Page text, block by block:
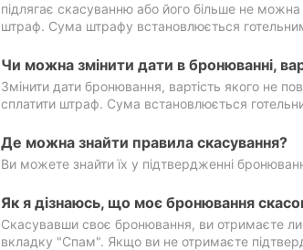
підлягає скасуванню або його більше не
штраф. Сума штрафу встановлюється
Чи можна змінити дати в бронюванні,
Змінити дати бронювання, вартість якого не
сплатити штраф. Сума встановлюється
Де можна знайти правила скасування?
Ви можете знайти їх у підтвердженні
Як я дізнаюсь, що моє бронювання
Скасувавши своє бронювання, ви отримаєте
вкладку "Спам". Якщо ви не отримаєте